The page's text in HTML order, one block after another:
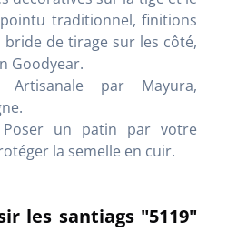
traditionnel, finitions
bride de tirage sur les côté,
Goodyear.
Artisanale par Mayura,
Poser un patin par votre
la semelle en cuir.
les santiags "5119"